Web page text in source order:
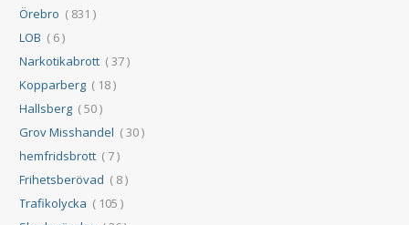
Örebro ( 831 )
LOB ( 6 )
Narkotikabrott ( 37 )
Kopparberg ( 18 )
Hallsberg ( 50 )
Grov Misshandel ( 30 )
hemfridsbrott ( 7 )
Frihetsberövad ( 8 )
Trafikolycka ( 105 )